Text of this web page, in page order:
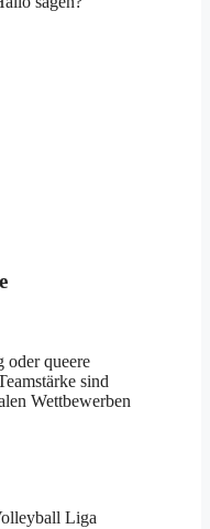
queere
sind
Wettbewerben
Liga